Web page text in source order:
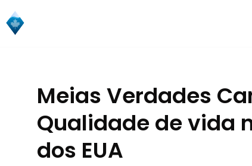
Meias Verdades
Qualidade de vida
dos EUA